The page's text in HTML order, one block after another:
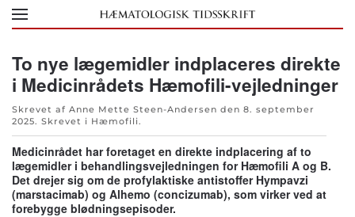
Skip to main content
To nye lægemidler indplaceres direkte
i Medicinrådets Hæmofili-vejledninger
Skrevet af Anne Mette Steen-Andersen den 8. september
2025. Skrevet i Hæmofili.
Medicinrådet har foretaget en direkte indplacering af to
lægemidler i behandlingsvejledningen for Hæmofili A og B.
Det drejer sig om de profylaktiske antistoffer Hympavzi
(marstacimab) og Alhemo (concizumab), som virker ved at
forebygge blødningsepisoder.